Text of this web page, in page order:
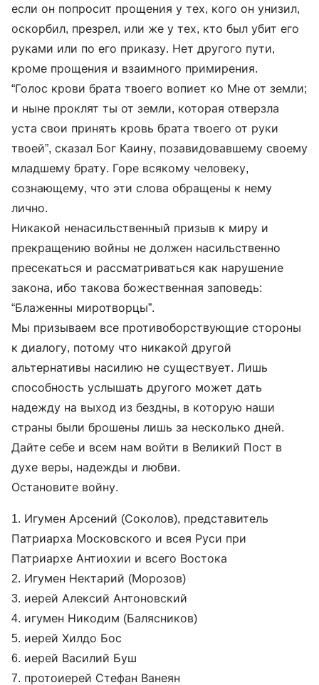
если он попросит прощения у тех, кого он унизил,
оскорбил, презрел, или же у тех, кто был убит его
руками или по его приказу. Нет другого пути,
кроме прощения и взаимного примирения.
“Голос крови брата твоего вопиет ко Мне от земли;
и ныне проклят ты от земли, которая отверзла
уста свои принять кровь брата твоего от руки
твоей”, сказал Бог Каину, позавидовавшему своему
младшему брату. Горе всякому человеку,
сознающему, что эти слова обращены к нему
лично.
Никакой ненасильственный призыв к миру и
прекращению войны не должен насильственно
пресекаться и рассматриваться как нарушение
закона, ибо такова божественная заповедь:
“Блаженны миротворцы”.
Мы призываем все противоборствующие стороны
к диалогу, потому что никакой другой
альтернативы насилию не существует. Лишь
способность услышать другого может дать
надежду на выход из бездны, в которую наши
страны были брошены лишь за несколько дней.
Дайте себе и всем нам войти в Великий Пост в
духе веры, надежды и любви.
Остановите войну.
1. Игумен Арсений (Соколов), представитель
Патриарха Московского и всея Руси при
Патриархе Антиохии и всего Востока
2. Игумен Нектарий (Морозов)
3. иерей Алексий Антоновский
4. игумен Никодим (Балясников)
5. иерей Хилдо Бос
6. иерей Василий Буш
7. протоиерей Стефан Ванеян